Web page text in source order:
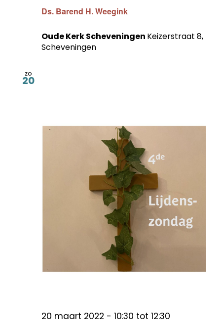
Ds. Barend H. Weegink
Oude Kerk Scheveningen Keizerstraat 8,
Scheveningen
zo
20
20 maart 2022 - 10:30 tot 12:30